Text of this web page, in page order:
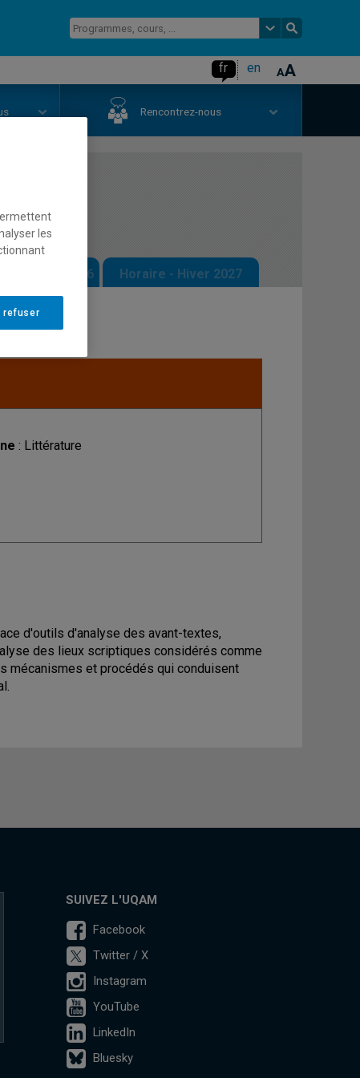
fr en
Rencontrez-nous
Automne 2026 Horaire - Hiver 2027
: Littérature
d'outils d'analyse des avant-textes,
des lieux scriptiques considérés comme
mécanismes et procédés qui conduisent
SUIVEZ L'UQAM
Facebook
Twitter / X
Instagram
YouTube
LinkedIn
Bluesky
les
refuser